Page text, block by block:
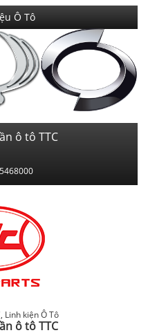
Ô Tô
ô tô TTC
, Linh kiện Ô Tô
ô tô TTC